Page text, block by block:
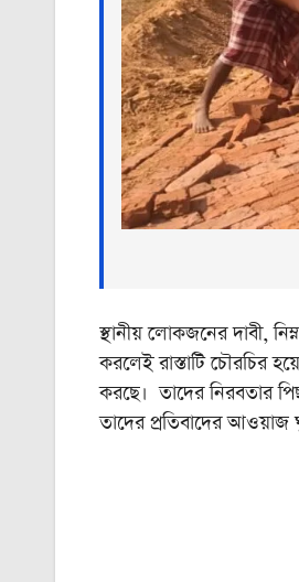
স্থানীয় লোকজনের দাবী,
করলেই রাস্তাটি চৌরচির
করছে। তাদের নিরবতার
তাদের প্রতিবাদের